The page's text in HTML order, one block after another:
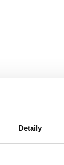
Detaily
diskret und
unserer